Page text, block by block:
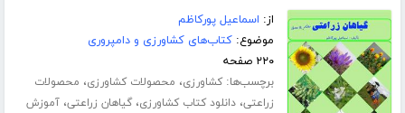
از: اسماعیل پورکاظم
موضوع:کتاب‌های کشاورزی و دامپروری
۲۲۰ صفحه
برچسب‌ها:کشاورزی، محصولات کشاورزی، محصولات
زراعتی،دانلود کتاب کشاورزی،گیاهان زراعتی،آموزش